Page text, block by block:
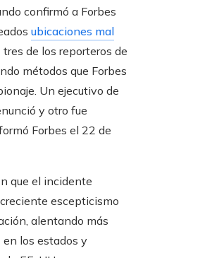
confirmó a Forbes
ubicaciones mal
tres de los reporteros de
métodos que Forbes
Un ejecutivo de
y otro fue
Forbes el 22 de
que el incidente
escepticismo
alentando más
los estados y